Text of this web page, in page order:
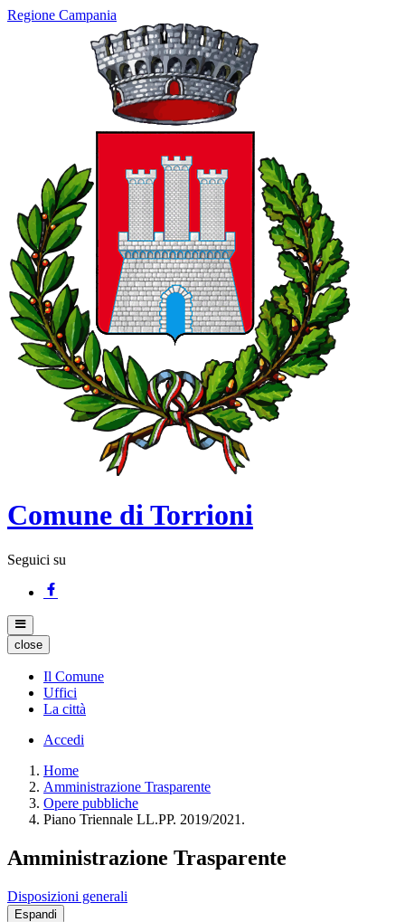
Regione Campania
Comune di Torrioni
Seguici su
close
Il Comune
Uffici
La città
Accedi
Home
Amministrazione Trasparente
Opere pubbliche
Piano Triennale LL.PP. 2019/2021.
Amministrazione Trasparente
Disposizioni generali
Espandi